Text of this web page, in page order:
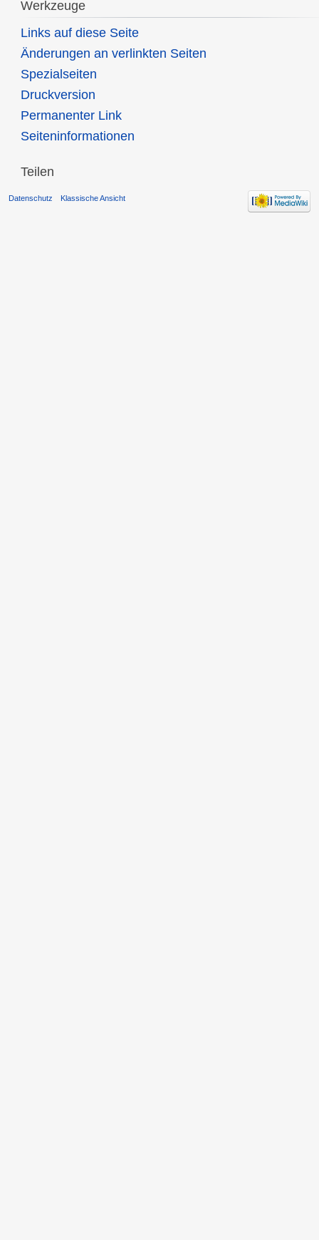
Werkzeuge
Links auf diese Seite
Änderungen an verlinkten Seiten
Spezialseiten
Druckversion
Permanenter Link
Seiten­informationen
Teilen
Datenschutz Klassische Ansicht